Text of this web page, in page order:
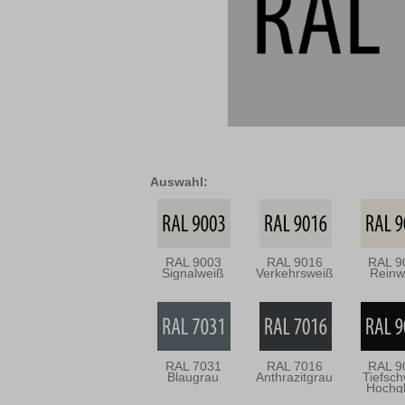
Auswahl:
RAL 9003
Signalweiß
RAL 9016
Verkehrsweiß
RAL
RAL 7031
Blaugrau
RAL 7016
Anthrazitgrau
RAL